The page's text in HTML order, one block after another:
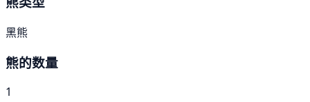
黑熊
熊的数量
1